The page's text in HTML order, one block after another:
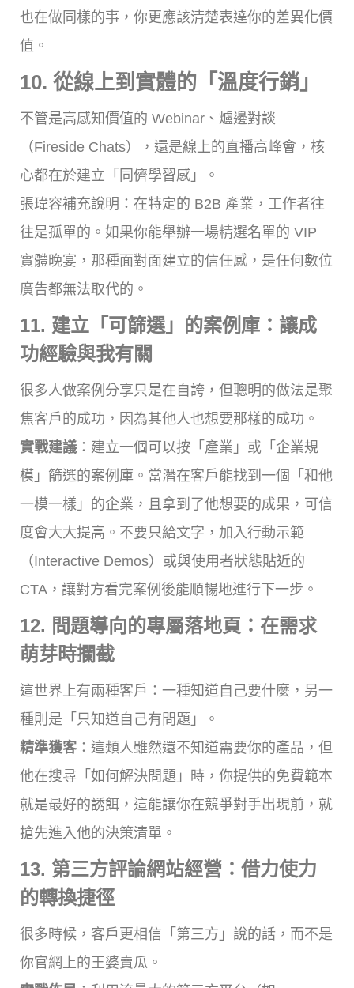
也在做同樣的事，你更應該清楚表達你的差異化價
值。
10. 從線上到實體的「溫度行銷」
不管是高感知價值的 Webinar、爐邊對談
（Fireside Chats），還是線上的直播高峰會，核
心都在於建立「同儕學習感」。
張瑋容補充說明：在特定的 B2B 產業，工作者往
往是孤單的。如果你能舉辦一場精選名單的 VIP
實體晚宴，那種面對面建立的信任感，是任何數位
廣告都無法取代的。
11. 建立「可篩選」的案例庫：讓成
功經驗與我有關
很多人做案例分享只是在自誇，但聰明的做法是聚
焦客戶的成功，因為其他人也想要那樣的成功。
實戰建議 ：建立一個可以按「產業」或「企業規
模」篩選的案例庫。當潛在客戶能找到一個「和他
一模一樣」的企業，且拿到了他想要的成果，可信
度會大大提高。不要只給文字，加入行動示範
（Interactive Demos）或與使用者狀態貼近的
CTA，讓對方看完案例後能順暢地進行下一步。
12. 問題導向的專屬落地頁：在需求
萌芽時攔截
這世界上有兩種客戶：一種知道自己要什麼，另一
種則是「只知道自己有問題」。
精準獲客：這類人雖然還不知道需要你的產品，但
他在搜尋「如何解決問題」時，你提供的免費範本
就是最好的誘餌，這能讓你在競爭對手出現前，就
搶先進入他的決策清單。
13. 第三方評論網站經營：借力使力
的轉換捷徑
很多時候，客戶更相信「第三方」說的話，而不是
你官網上的王婆賣瓜。